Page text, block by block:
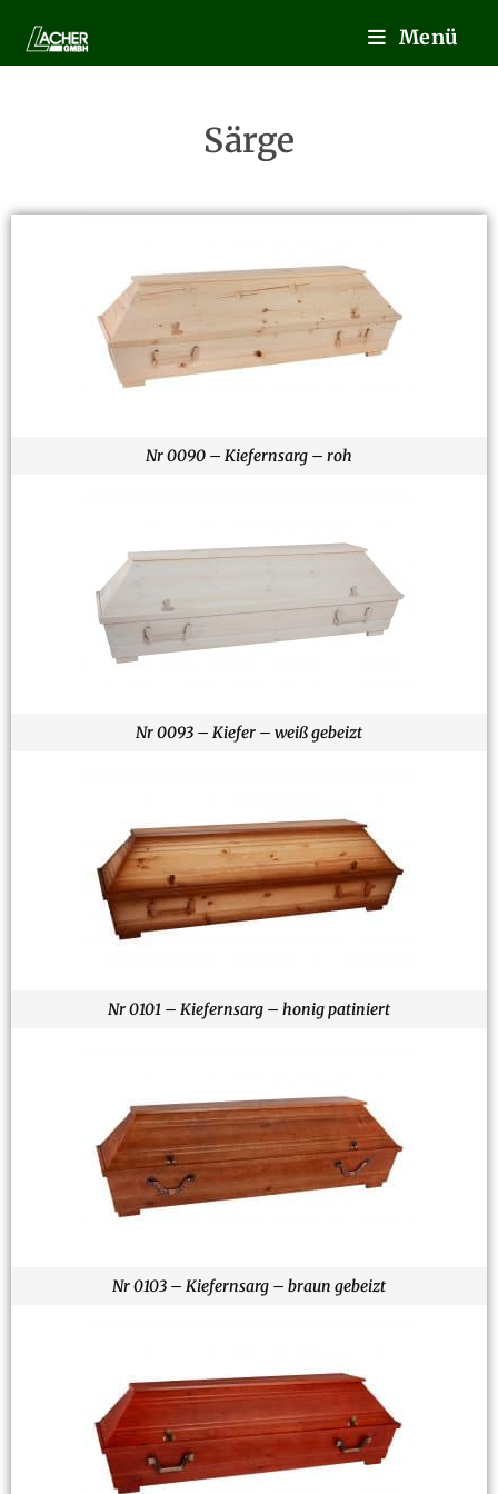
Menü
Särge
Nr 0090 – Kiefernsarg – roh
Nr 0093 – Kiefer – weiß gebeizt
Nr 0101 – Kiefernsarg – honig patiniert
Nr 0103 – Kiefernsarg – braun gebeizt